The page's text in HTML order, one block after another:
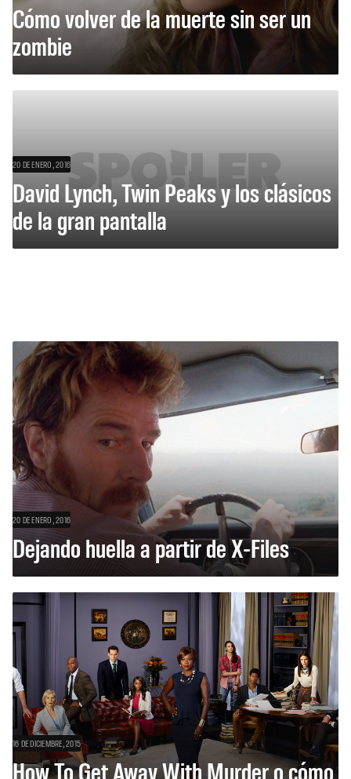
Cómo volver de la muerte sin ser un
zombie
20 DE ENERO, 2016
David Lynch, Twin Peaks y los clásicos
de la gran pantalla
20 DE ENERO, 2016
Dejando huella a partir de X-Files
16 DE DICIEMBRE, 2015
How To Get Away With Murder o cómo